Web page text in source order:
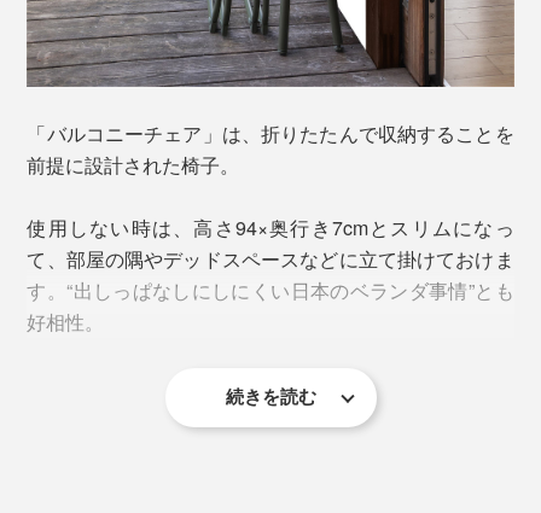
強度が高い
水に強い
紫外線に強い
アウトドア家具に必要な性能をオールクリア。
適度なしなりがあって、硬すぎない、張り感も絶妙。座
面に生地を張っただけの簡易チェアとは違い、沈み込み
すぎず、フワッとした座り心地です。
心地いい背もたれの角度も手伝って、「ちょっと座るつ
もり」が、気づけば長居。そんな、“ダラダラする才
「バルコニーチェア」は、折りたたんで収納することを
前提に設計された椅子。
使用しない時は、高さ94×奥行き7cmとスリムになっ
て、部屋の隅やデッドスペースなどに立て掛けておけま
す。“出しっぱなしにしにくい日本のベランダ事情”とも
好相性。
座面の高さは48cm。一般的な日本のダイニングチェア
続きを読む